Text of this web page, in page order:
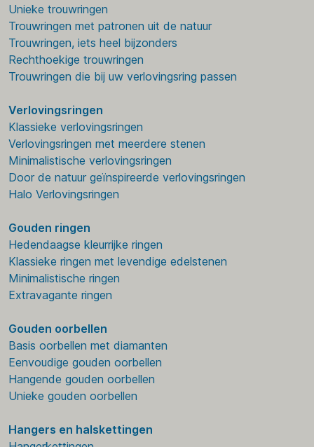
Unieke trouwringen
Trouwringen met patronen uit de natuur
Trouwringen, iets heel bijzonders
Rechthoekige trouwringen
Trouwringen die bij uw verlovingsring passen
Verlovingsringen
Klassieke verlovingsringen
Verlovingsringen met meerdere stenen
Minimalistische verlovingsringen
Door de natuur geïnspireerde verlovingsringen
Halo Verlovingsringen
Gouden ringen
Hedendaagse kleurrijke ringen
Klassieke ringen met levendige edelstenen
Minimalistische ringen
Extravagante ringen
Gouden oorbellen
Basis oorbellen met diamanten
Eenvoudige gouden oorbellen
Hangende gouden oorbellen
Unieke gouden oorbellen
Hangers en halskettingen